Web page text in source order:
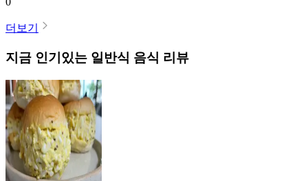
더보기
지금 인기있는 일반식 음식 리뷰